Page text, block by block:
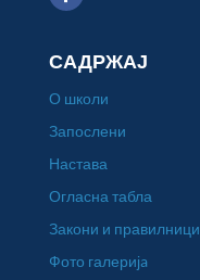
САДРЖАЈ
О школи
Запослени
Настава
Огласна табла
Закони и правилници
Фото галеријa